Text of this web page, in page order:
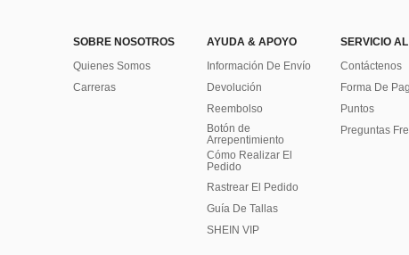
SOBRE NOSOTROS
Quienes Somos
Carreras
AYUDA & APOYO
Información De Envío
Devolución
Reembolso
Botón de
Arrepentimiento
Cómo Realizar El
Pedido
Rastrear El Pedido
Guía De Tallas
SHEIN VIP
SERVICIO
Contáctenos
Forma De
Puntos
Preguntas